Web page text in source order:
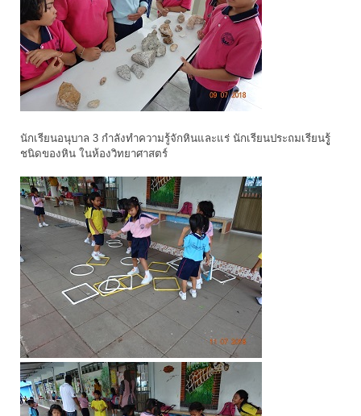
นักเรียนอนุบาล 3 กำลังทำความรู้จักหินและแร่ นักเรียนประถมเรียนรูู้
ชนิดของหิน ในห้องวิทยาศาสตร์